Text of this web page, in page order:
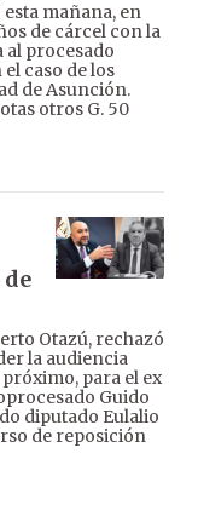
mañana, en
de cárcel con la
al procesado
caso de los
de Asunción.
otros G. 50
Otazú, rechazó
la audiencia
para el ex
Guido
diputado Eulalio
de reposición